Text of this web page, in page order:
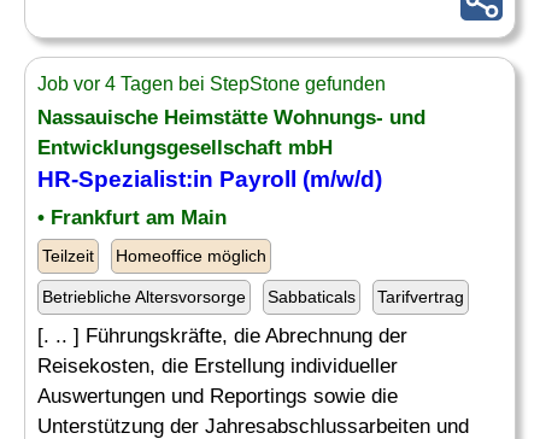
Job vor 4 Tagen bei StepStone gefunden
Nassauische Heimstätte Wohnungs- und
Entwicklungsgesellschaft mbH
HR-Spezialist:in Payroll (m/w/d)
• Frankfurt am Main
Teilzeit Homeoffice möglich
Betriebliche Altersvorsorge Sabbaticals Tarifvertrag
[. .. ] Führungskräfte, die Abrechnung der
Reisekosten, die Erstellung individueller
Auswertungen und Reportings sowie die
Unterstützung der Jahresabschlussarbeiten und